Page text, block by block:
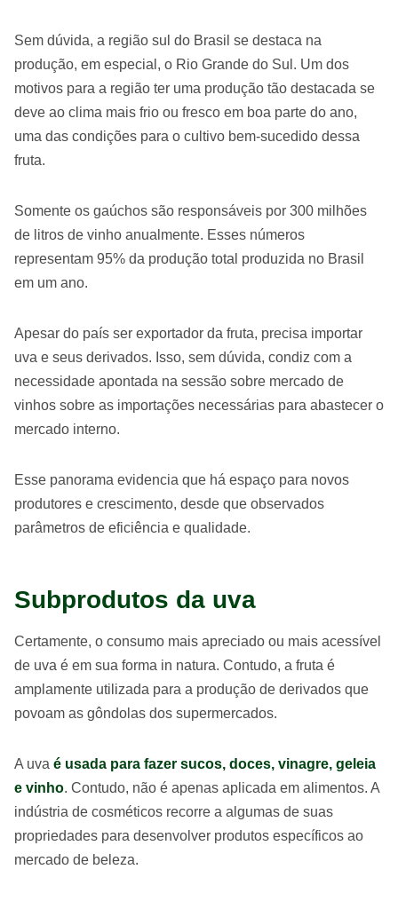
Sem dúvida, a região sul do Brasil se destaca na
produção, em especial, o Rio Grande do Sul. Um dos
motivos para a região ter uma produção tão destacada se
deve ao clima mais frio ou fresco em boa parte do ano,
uma das condições para o cultivo bem-sucedido dessa
fruta.
Somente os gaúchos são responsáveis por 300 milhões
de litros de vinho anualmente. Esses números
representam 95% da produção total produzida no Brasil
em um ano.
Apesar do país ser exportador da fruta, precisa importar
uva e seus derivados. Isso, sem dúvida, condiz com a
necessidade apontada na sessão sobre mercado de
vinhos sobre as importações necessárias para abastecer o
mercado interno.
Esse panorama evidencia que há espaço para novos
produtores e crescimento, desde que observados
parâmetros de eficiência e qualidade.
Subprodutos da uva
Certamente, o consumo mais apreciado ou mais acessível
de uva é em sua forma in natura. Contudo, a fruta é
amplamente utilizada para a produção de derivados que
povoam as gôndolas dos supermercados.
A uva é usada para fazer sucos, doces, vinagre, geleia
e vinho. Contudo, não é apenas aplicada em alimentos. A
indústria de cosméticos recorre a algumas de suas
propriedades para desenvolver produtos específicos ao
mercado de beleza.